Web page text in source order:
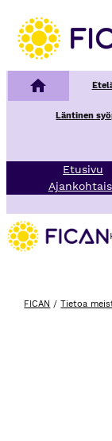
Kansallinen
Läntinen
Etusivu
FICAN /Tietoa